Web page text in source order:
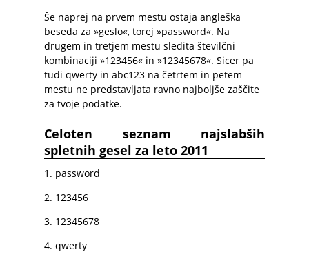
Še naprej na prvem mestu ostaja angleška
beseda za »geslo«, torej »password«. Na
drugem in tretjem mestu sledita številčni
kombinaciji »123456« in »12345678«. Sicer pa
tudi qwerty in abc123 na četrtem in petem
mestu ne predstavljata ravno najboljše zaščite
za tvoje podatke.
Celoten seznam najslabših
spletnih gesel za leto 2011
1. password
2. 123456
3. 12345678
4. qwerty